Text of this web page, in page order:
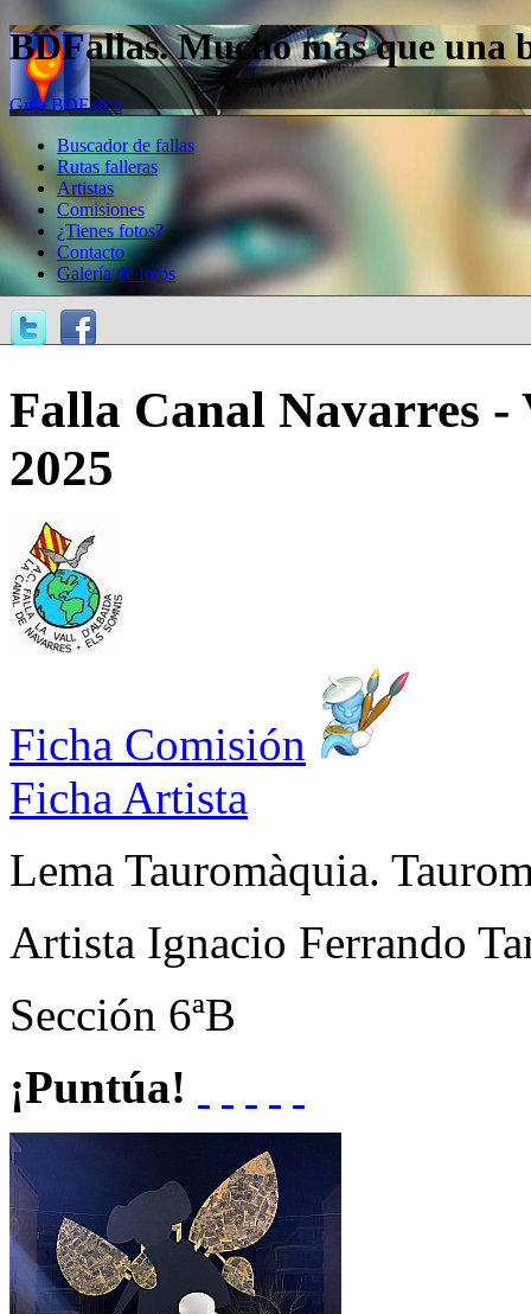
BDFallas. Mucho más que una
Guía BDFallas
Buscador de fallas
Rutas falleras
Artistas
Comisiones
¿Tienes fotos?
Contacto
Galería de fotos
Falla Canal Navarres -
2025
Ficha Comisión
Ficha Artista
Lema Tauromàquia.
Artista Ignacio Ferrando
Sección 6ªB
¡Puntúa!